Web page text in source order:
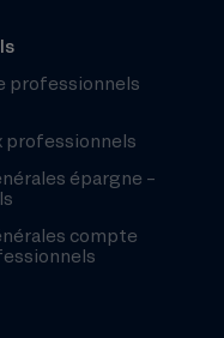
professionnels
professionnels
épargne –
compte